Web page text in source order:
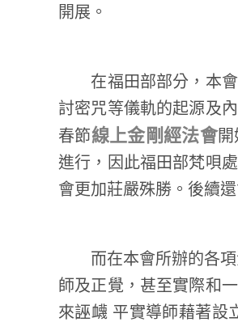
開展。
在福田部部分，本會
討密咒等儀軌的起源及
春節線上金剛經法會開
進行，因此福田部梵唄
會更加莊嚴殊勝。後續
而在本會所辦的各項
師及正覺，甚至實際和
來誣衊 平實導師藉著設